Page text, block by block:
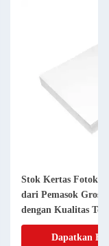
Stok Kertas
dari Pemasok
dengan Kualitas
Dapatkan